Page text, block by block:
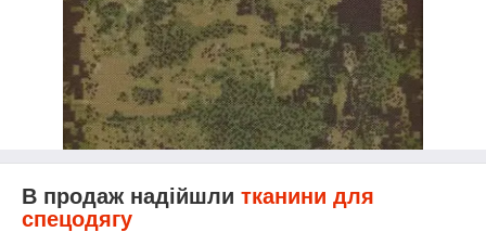
В продаж надійшли тканини для
спецодягу